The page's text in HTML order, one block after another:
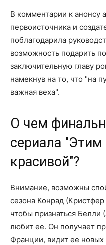
В комментарии к анонсу
первоисточника и
поблагодарила
возможность подарить
заключительную главу
намекнув на то, что "на
важная веха".
О чем
сериала
красивой"?
Внимание, возможны
сезона Конрад
чтобы признаться Белли
любит ее. Он получает
Франции, видит ее новых